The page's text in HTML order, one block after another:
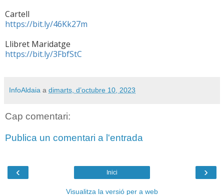
Cartell
https://bit.ly/46Kk27m
Llibret Maridatge
https://bit.ly/3FbfStC
InfoAldaia a dimarts, d’octubre 10, 2023
Cap comentari:
Publica un comentari a l'entrada
‹ ›
Inici
Visualitza la versió per a web